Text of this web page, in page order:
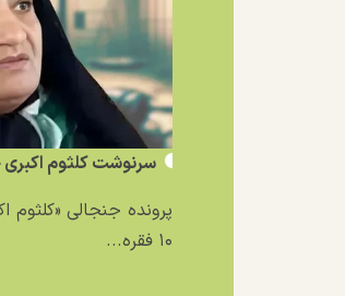
سرنوشت کلثوم
پرونده جنجالی
۱۰ فقره...